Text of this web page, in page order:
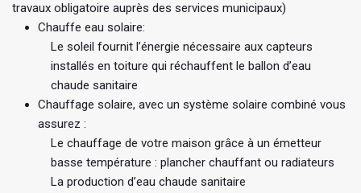
travaux obligatoire auprès des services municipaux)
Chauffe eau solaire:
Le soleil fournit l’énergie nécessaire aux capteurs
installés en toiture qui réchauffent le ballon d’eau
chaude sanitaire
Chauffage solaire, avec un système solaire combiné vous
assurez :
Le chauffage de votre maison grâce à un émetteur
basse température : plancher chauffant ou radiateurs
La production d’eau chaude sanitaire